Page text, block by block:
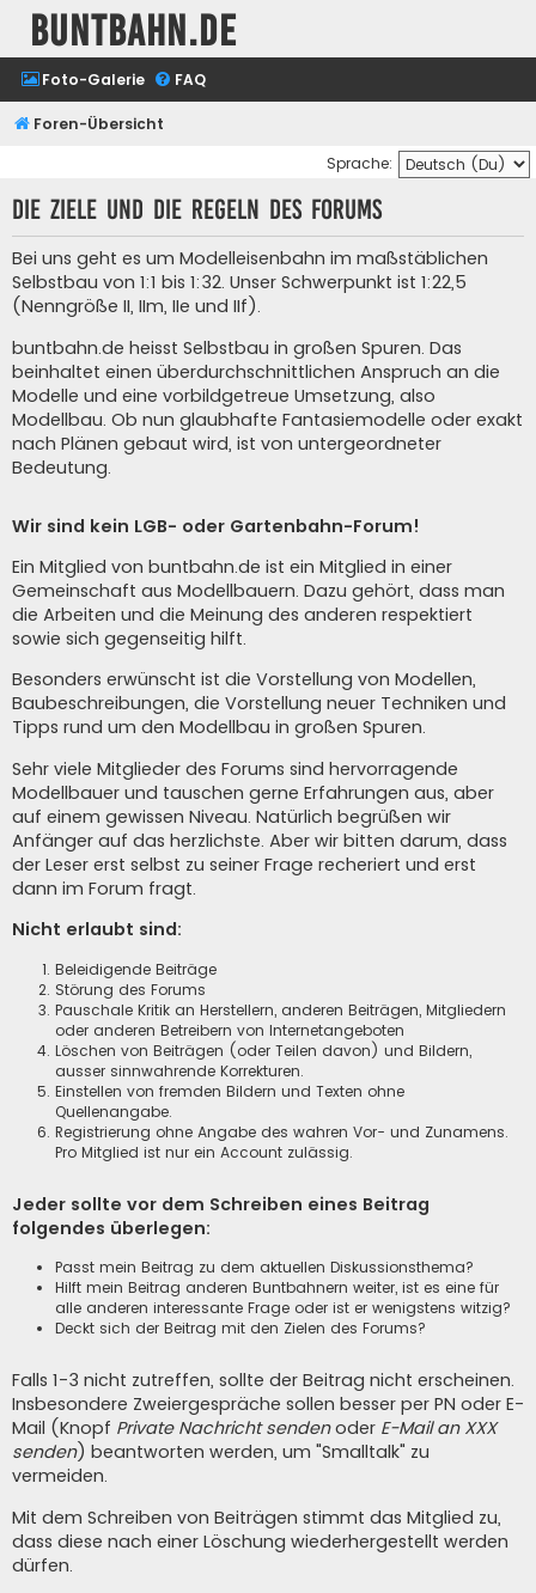
buntbahn.de
Foto-Galerie FAQ
Foren-Übersicht
Sprache:
Die Ziele und die Regeln des Forums
Bei uns geht es um Modelleisenbahn im maßstäblichen
Selbstbau von 1:1 bis 1:32. Unser Schwerpunkt ist 1:22,5
(Nenngröße II, IIm, IIe und IIf).
buntbahn.de heisst Selbstbau in großen Spuren. Das
beinhaltet einen überdurchschnittlichen Anspruch an die
Modelle und eine vorbildgetreue Umsetzung, also
Modellbau. Ob nun glaubhafte Fantasiemodelle oder exakt
nach Plänen gebaut wird, ist von untergeordneter
Bedeutung.
Wir sind kein LGB- oder Gartenbahn-Forum!
Ein Mitglied von buntbahn.de ist ein Mitglied in einer
Gemeinschaft aus Modellbauern. Dazu gehört, dass man
die Arbeiten und die Meinung des anderen respektiert
sowie sich gegenseitig hilft.
Besonders erwünscht ist die Vorstellung von Modellen,
Baubeschreibungen, die Vorstellung neuer Techniken und
Tipps rund um den Modellbau in großen Spuren.
Sehr viele Mitglieder des Forums sind hervorragende
Modellbauer und tauschen gerne Erfahrungen aus, aber
auf einem gewissen Niveau. Natürlich begrüßen wir
Anfänger auf das herzlichste. Aber wir bitten darum, dass
der Leser erst selbst zu seiner Frage recheriert und erst
dann im Forum fragt.
Nicht erlaubt sind:
Beleidigende Beiträge
Störung des Forums
Pauschale Kritik an Herstellern, anderen Beiträgen, Mitgliedern
oder anderen Betreibern von Internetangeboten
Löschen von Beiträgen (oder Teilen davon) und Bildern,
ausser sinnwahrende Korrekturen.
Einstellen von fremden Bildern und Texten ohne
Quellenangabe.
Registrierung ohne Angabe des wahren Vor- und Zunamens.
Pro Mitglied ist nur ein Account zulässig.
Jeder sollte vor dem Schreiben eines Beitrag
folgendes überlegen:
Passt mein Beitrag zu dem aktuellen Diskussionsthema?
Hilft mein Beitrag anderen Buntbahnern weiter, ist es eine für
alle anderen interessante Frage oder ist er wenigstens witzig?
Deckt sich der Beitrag mit den Zielen des Forums?
Falls 1-3 nicht zutreffen, sollte der Beitrag nicht erscheinen.
Insbesondere Zweiergespräche sollen besser per PN oder E-
Mail (Knopf Private Nachricht sendenoder E-Mail an XXX
senden) beantworten werden, um "Smalltalk" zu
vermeiden.
Mit dem Schreiben von Beiträgen stimmt das Mitglied zu,
dass diese nach einer Löschung wiederhergestellt werden
dürfen.